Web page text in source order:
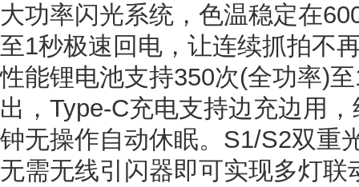
大功率闪光系统，色温稳定在
至1秒极速回电，让连续抓拍不
性能锂电池支持350次(全功率)
出，Type-C充电支持边充边用
钟无操作自动休眠。S1/S2双重
无需无线引闪器即可实现多灯